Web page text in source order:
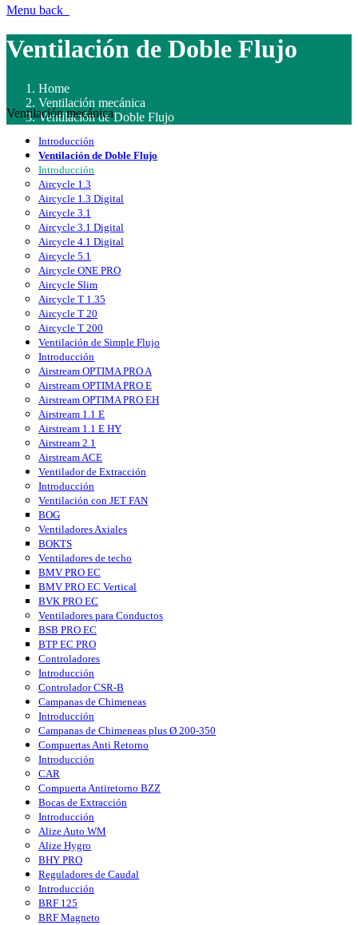
Menu back
Ventilación de Doble Flujo
Home
Ventilación mecánica
Ventilación de Doble Flujo
Ventilación mecánica
Introducción
Ventilación de Doble Flujo
Introducción
Aircycle 1.3
Aircycle 1.3 Digital
Aircycle 3.1
Aircycle 3.1 Digital
Aircycle 4.1 Digital
Aircycle 5.1
Aircycle ONE PRO
Aircycle Slim
Aircycle T 1.35
Aircycle T 20
Aircycle T 200
Ventilación de Simple Flujo
Introducción
Airstream OPTIMA PRO A
Airstream OPTIMA PRO E
Airstream OPTIMA PRO EH
Airstream 1.1 E
Airstream 1.1 E HY
Airstream 2.1
Airstream ACE
Ventilador de Extracción
Introducción
Ventilación con JET FAN
BOG
Ventiladores Axiales
BOKTS
Ventiladores de techo
BMV PRO EC
BMV PRO EC Vertical
BVK PRO EC
Ventiladores para Conductos
BSB PRO EC
BTP EC PRO
Controladores
Introducción
Controlador CSR-B
Campanas de Chimeneas
Introducción
Campanas de Chimeneas plus Ø 200-350
Compuertas Anti Retorno
Introducción
CAR
Compuerta Antiretorno BZZ
Bocas de Extracción
Introducción
Alize Auto WM
Alize Hygro
BHY PRO
Reguladores de Caudal
Introducción
BRF 125
BRF Magneto